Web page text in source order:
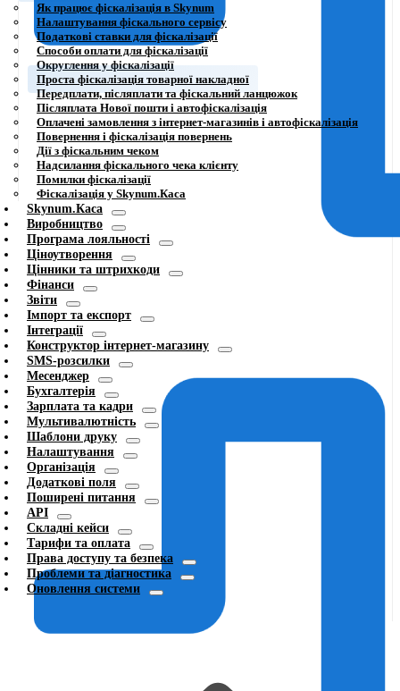
Як працює фіскалізація в Skynum
Налаштування фіскального сервісу
Податкові ставки для фіскалізації
Способи оплати для фіскалізації
Округлення у фіскалізації
Проста фіскалізація товарної накладної
Передплати, післяплати та фіскальний ланцюжок
Післяплата Нової пошти і автофіскалізація
Оплачені замовлення з інтернет-магазинів і автофіскалізація
Повернення і фіскалізація повернень
Дії з фіскальним чеком
Надсилання фіскального чека клієнту
Помилки фіскалізації
Фіскалізація у Skynum.Каса
Skynum.Каса
Виробництво
Програма лояльності
Ціноутворення
Цінники та штрихкоди
Фінанси
Звіти
Імпорт та експорт
Інтеграції
Конструктор інтернет-магазину
SMS-розсилки
Месенджер
Бухгалтерія
Зарплата та кадри
Мультивалютність
Шаблони друку
Налаштування
Організація
Додаткові поля
Поширені питання
API
Складні кейси
Тарифи та оплата
Права доступу та безпека
Проблеми та діагностика
Оновлення системи